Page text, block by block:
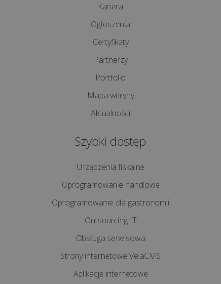
Kariera
Ogłoszenia
Certyfikaty
Partnerzy
Portfolio
Mapa witryny
Aktualności
Szybki dostęp
Urządzenia fiskalne
Oprogramowanie handlowe
Oprogramowanie dla gastronomii
Outsourcing IT
Obsługa serwisowa
Strony internetowe VelaCMS
Aplikacje internetowe